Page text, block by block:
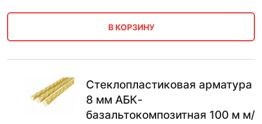
В КОРЗИНУ
Стеклопластиковая арматура
8 мм АБК-
базальтокомпозитная 100 м м/